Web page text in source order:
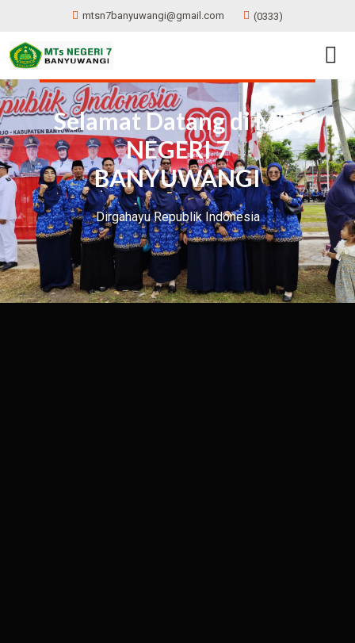
mtsn7banyuwangi@gmail.com (0333)
Selamat Datang di MTs
NEGERI 7
BANYUWANGI